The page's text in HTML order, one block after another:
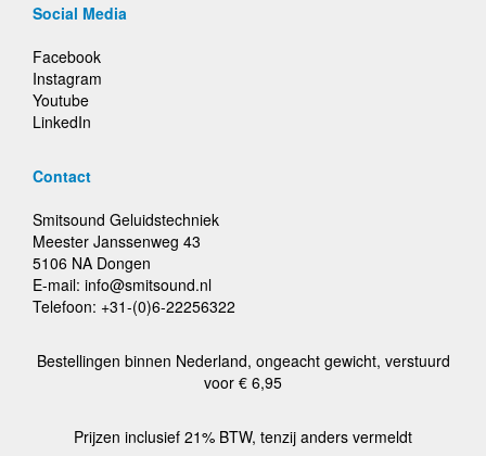
Social Media
Facebook
Instagram
Youtube
LinkedIn
Contact
Smitsound Geluidstechniek
Meester Janssenweg 43
5106 NA Dongen
E-mail: info@smitsound.nl
Telefoon: +31-(0)6-22256322
Bestellingen binnen Nederland, ongeacht gewicht, verstuurd
voor € 6,95
Prijzen inclusief 21% BTW, tenzij anders vermeldt